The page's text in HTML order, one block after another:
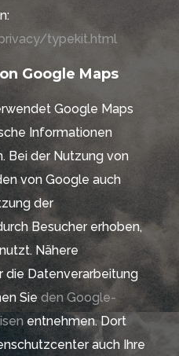
typekit.html
Google Maps
Google Maps
Informationen
Bei der Nutzung von
von Google auch
der
Besucher erhoben,
Nähere
die Datenverarbeitung
Sie den Google-
entnehmen. Dort
auch Ihre